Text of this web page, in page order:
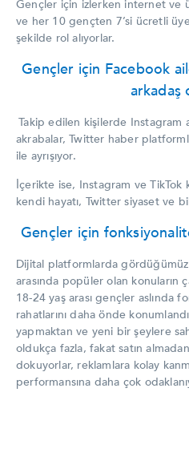
Gençler için izlerken internet ve
ve her 10 gençten 7’si ücretli
şekilde rol alıyorlar.
Gençler için Facebook
arkadaş
Takip edilen kişilerde Instagram
akrabalar, Twitter haber
ile ayrışıyor.
İçerikte ise, Instagram ve TikTok
kendi hayatı, Twitter siyaset ve
Gençler için
Dijital platformlarda
arasında popüler olan konuların
18-24 yaş arası gençler aslında
rahatlarını daha önde
yapmaktan ve yeni bir şeylere
oldukça fazla, fakat satın
dokuyorlar, reklamlara kolay
performansına daha çok